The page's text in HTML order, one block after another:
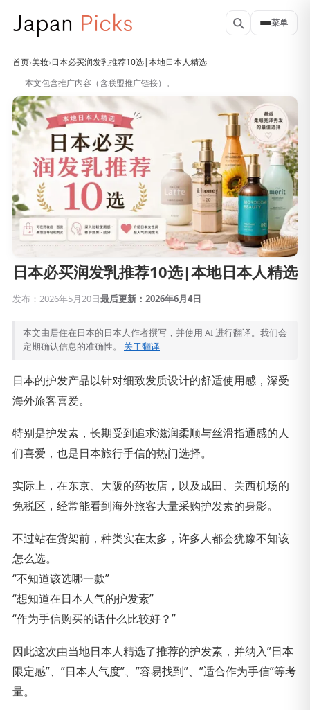
菜单
首页›美妆›日本必买润发乳推荐10选|本地日本人精选
本文包含推广内容（含联盟推广链接）。
日本必买润发乳推荐10选|本地日本人精选
发布：2026年5月20日最后更新：2026年6月4日
本文由居住在日本的日本人作者撰写，并使用 AI 进行翻译。我们会
定期确认信息的准确性。 关于翻译
日本的护发产品以针对细致发质设计的舒适使用感，深受
海外旅客喜爱。
特别是护发素，长期受到追求滋润柔顺与丝滑指通感的人
们喜爱，也是日本旅行手信的热门选择。
实际上，在东京、大阪的药妆店，以及成田、关西机场的
免税区，经常能看到海外旅客大量采购护发素的身影。
不过站在货架前，种类实在太多，许多人都会犹豫不知该
怎么选。
“不知道该选哪一款”
“想知道在日本人气的护发素”
“作为手信购买的话什么比较好？”
因此这次由当地日本人精选了推荐的护发素，并纳入”日本
限定感”、”日本人气度”、”容易找到”、”适合作为手信”等考
量。